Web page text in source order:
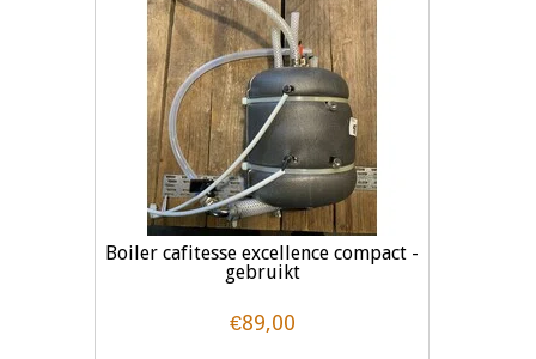
Boiler cafitesse excellence compact -
gebruikt
€89,00